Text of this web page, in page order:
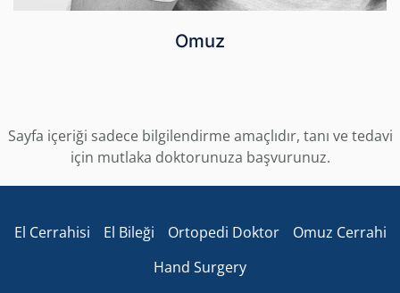
Omuz
Sayfa içeriği sadece bilgilendirme amaçlıdır, tanı ve tedavi
için mutlaka doktorunuza başvurunuz.
El Cerrahisi El Bileği Ortopedi Doktor
Omuz Cerrahi
Hand Surgery